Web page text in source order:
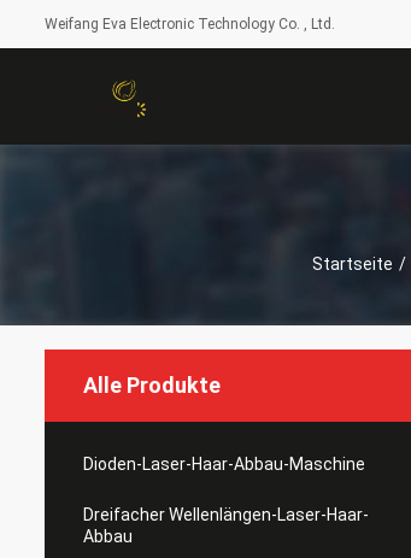
Weifang Eva Electronic Technology Co. , Ltd.
Startseite /
Alle Produkte
Dioden-Laser-Haar-Abbau-Maschine
Dreifacher Wellenlängen-Laser-Haar-
Abbau